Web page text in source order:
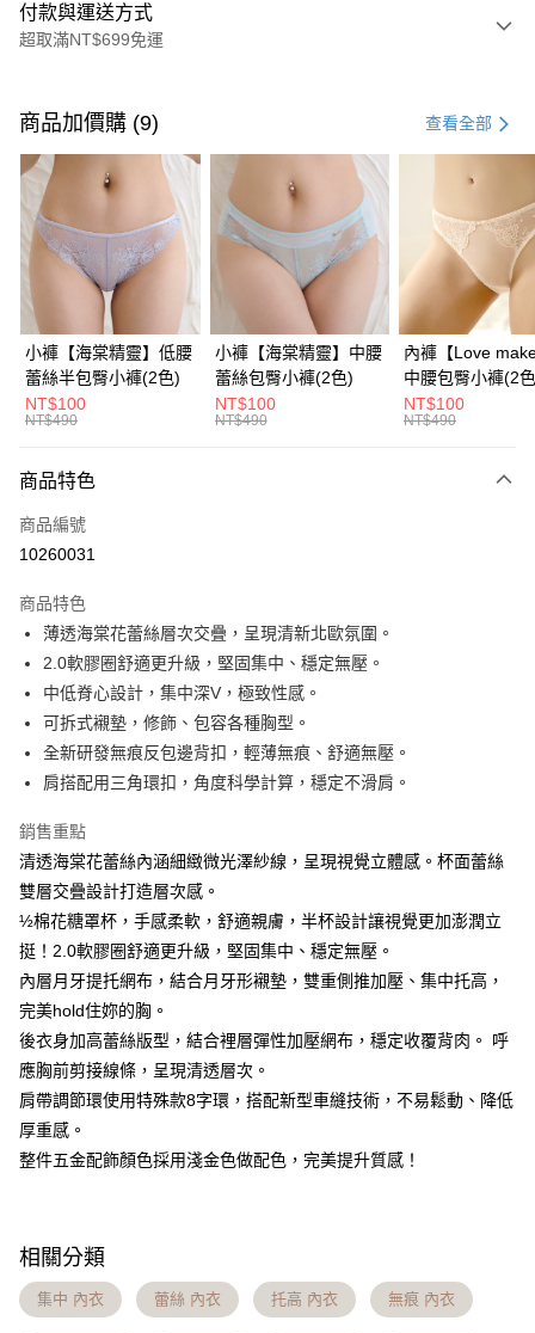
付款與運送方式
超取滿NT$699免運
信用卡一次付款
信用卡分期付款
3 期 0 利率 每期NT$363
合作金庫商業銀行
第一商業銀行
華南商業銀行
彰化商業銀行
上海商業儲蓄銀行
台北富邦商業銀行
國泰世華商業銀行
兆豐國際商業銀行
臺灣中小企業銀行
台中商業銀行
匯豐（台灣）商業銀行
華泰商業銀行
聯邦商業銀行
遠東國際商業銀行
元大商業銀行
台灣樂天信用卡公司
6 期 0 利率 每期 NT$181 21家銀行
合作金庫商業銀行
第一商業銀行
華南商業銀行
彰化商業銀行
上海商業儲蓄銀行
台北富邦商業銀行
國泰世華商業銀行
兆豐國際商業銀行
臺灣中小企業銀行
台中商業銀行
匯豐（台灣）商業銀行
聯邦商業銀行
玉山商業銀行
台灣樂天信用卡公司
超商取貨付款
LINE Pay
Apple Pay
街口支付
相關說明
【大哥付你分期使用說明】
2.付款方式選擇「大哥付你分期」，訂單成立後會自動跳轉到大哥付的交易
流程，驗證手機門號後，選擇欲分期的期數、繳款截止日，確認付款後即完
成交易。
3.實際核准額度、可分期數及費用金額請依後續交易確認頁面所載為準。
4.訂單成立30分鐘內，如未前往確認交易或遇審核未通過，訂單將自動取
法說明評估內容。
【繳款方式說明】
1.分期款項不併入電信帳單，「大哥付你分期」於每月結算日後寄送繳費提
醒簡訊。
帳／街口支付／iPASS MONEY」等通路繳費。
【注意事項】
1.本服務係由「台灣大哥大股份有限公司」（以下簡稱本公司）所提供，讓
用戶於交易時，得透過本服務購買商品或服務，並由商店將買賣／分期付款
買賣價金債權讓與本公司後，依約使用本公司帳單繳交帳款。
資料（包含姓名、電話或地址）提供予台灣大哥大進項蒐集、處理及利用，
由本公司與您本人進行分期帳單所需資料之確認、核對及更正。
3.完整用戶服務條款，請詳閱以下連結：https://oppay.tw/userRule
相關說明
【關於「AFTEE先享後付」】
AFTEE先享後付是「在收到商品之後才付款」的支付方式。 讓您購物簡單
便利好安心！
１．簡單：不需註冊會員、不需綁卡、不需儲值。
２．便利：只要手機號碼，簡訊認證，即可結帳。
３．安心：先確認商品／服務後，再付款。
【「AFTEE先享後付」結帳流程】
結帳頁面，進行簡訊認證並確認金額後，即可完成結帳。
３．收到繳費通知簡訊後14天內，點擊此簡訊中的連結，可透過四大超商／
ATM／網路銀行／等多元方式進行付款，方視為交易完成。
※ 請注意：結帳手續完成當下不需立刻繳費，但若您需要取消訂單，請聯絡
購買商品的店家。未經商家同意取消之訂單仍視為有效，需透過AFTEE先享
後付繳納相關費用。
※ 交易是否成功請以「AFTEE先享後付 」之結帳頁面顯示為準，若有關於
是否繳費成功／繳費後需取消欲退款等相關疑問，請聯繫「AFTEE先享後付
客戶支援中心」https://netprotections.freshdesk.com/support/home
【注意事項】
易，需依本服務之必要範圍內提供個人資料，並將交易相關給付款項請求債
權轉讓予恩沛科技股份有限公司。
２．關於個人資料處理事宜，請瀏覽以下網址：
https://aftee.tw/terms/#terms3
４．使用「AFTEE先享後付」時，將依據個別帳號之用戶狀況，依本公司即
時審查核予不同之上限額度；若仍有額度不足之情形，本公司將視審查結果
請求用戶進行身份認證。
５．嚴禁一人註冊多個帳號或使用他人資訊註冊。若發現惡意使用之情形，
Hami Point
相關說明
會員帳號後，即可在購物車使用 Hami Point 折抵消費金額 (1點等於1元)。
ATM付款
運送方式
全家貨到付款 約3~5天到貨，實際出貨依照配送狀態為主。※
國定假日將順延
每筆NT$70，滿NT$1,000(含以上)免運費
付款後全家取貨 約3~5天到貨，實際出貨依照配送狀態為主。
※國定假日將順延
每筆NT$70，滿NT$699(含以上)免運費
7-11貨到付款 約3~5天到貨，實際出貨依照配送狀態為主。※
國定假日將順延
每筆NT$70，滿NT$1,000(含以上)免運費
每筆NT$70，滿NT$1,000(含以上)免運費
宅配出貨 約3~5天到貨，實際出貨依照配送狀態為主。※國定假日
將順延
商品加價購 (9) 查看全部
小褲【海棠精靈】低腰
蕾絲半包臀小褲​(2色)
NT$100
NT$490
小褲【海棠精靈】中腰
蕾絲包臀小褲​(2色)
NT$100
NT$490
內褲【Love
中腰包臀小褲​(2
NT$100
NT$490
商品特色
商品編號
10260031
商品特色
薄透海棠花蕾絲層次交疊，呈現清新北歐氛圍。​
2.0軟膠圈舒適更升級，堅固集中、穩定無壓。​
中低脊心設計，集中深V，極致性感。
可拆式襯墊，修飾、包容各種胸型。​
全新研發無痕反包邊背扣，輕薄無痕、舒適無壓。​
肩搭配用三角環扣，角度科學計算，穩定不滑肩。
銷售重點
清透海棠花蕾絲內涵細緻微光澤紗線，呈現視覺立體感。杯面蕾絲
雙層交疊設計打造層次感。​
½棉花糖罩杯，手感柔軟，舒適親膚，半杯設計讓視覺更加澎潤立
挺！​2.0軟膠圈舒適更升級，堅固集中、穩定無壓。​
​內層月牙提托網布，結合月牙形襯墊，雙重側推加壓、集中托高，
完美hold住妳的胸。​
後衣身加高蕾絲版型，結合裡層彈性加壓網布，穩定收覆背肉。 ​呼
應胸前剪接線條，呈現清透層次。​
肩帶調節環使用特殊款8字環，搭配新型車縫技術，不易鬆動、降低
厚重感。​
整件五金配飾顏色採用淺金色做配色，完美提升質感！ ​
相關分類
集中 內衣 蕾絲 內衣 托高 內衣 無痕 內衣